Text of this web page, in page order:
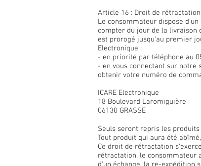
Article 16 : Droit de rétractation
Le consommateur dispose
compter du jour de la livraison
est prorogé jusqu'au premier
Electronique :
- en priorité par téléphone au
- en vous connectant sur notre
obtenir votre numéro de
ICARE Electronique
18 Boulevard Laromiguière
06130 GRASSE
Seuls seront repris les
Tout produit qui aura été
Ce droit de rétractation
rétractation, le consommateur